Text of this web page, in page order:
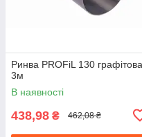
Ринва PROFiL 130 графітова
3м
В наявності
438,98 ₴ 462,08 ₴